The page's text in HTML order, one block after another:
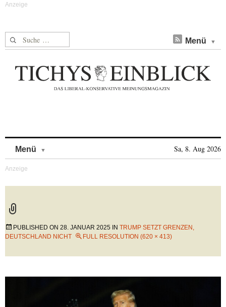
Suche nach: Menü
Menü Sa, 8. Aug 2026
PUBLISHED ON 28. JANUAR 2025 IN TRUMP SETZT GRENZEN,
DEUTSCHLAND NICHT
FULL RESOLUTION (620 × 413)